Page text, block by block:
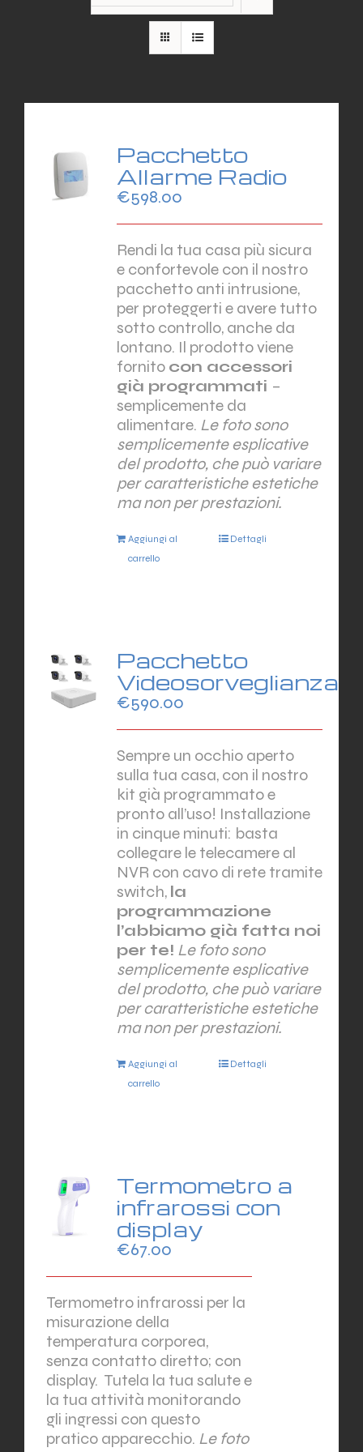
Pacchetto
Allarme Radio
€598.00
Rendi la tua casa più sicura
e confortevole con il nostro
pacchetto anti intrusione,
per proteggerti e avere tutto
sotto controllo, anche da
lontano. Il prodotto viene
fornito con accessori
già programmati –
semplicemente da
alimentare. Le foto sono
semplicemente esplicative
del prodotto, che può variare
per caratteristiche estetiche
ma non per prestazioni.
Aggiungi al
carrello
Dettagli
Pacchetto
Videosorveglianza
€590.00
Sempre un occhio aperto
sulla tua casa, con il nostro
kit già programmato e
pronto all’uso! Installazione
in cinque minuti: basta
collegare le telecamere al
NVR con cavo di rete tramite
switch, la
programmazione
l’abbiamo già fatta noi
per te! Le foto sono
semplicemente esplicative
del prodotto, che può variare
per caratteristiche estetiche
ma non per prestazioni.
Aggiungi al
carrello
Dettagli
Termometro a
infrarossi con
display
€67.00
Termometro infrarossi per la
misurazione della
temperatura corporea,
senza contatto diretto; con
display. Tutela la tua salute e
la tua attività monitorando
gli ingressi con questo
pratico apparecchio. Le foto